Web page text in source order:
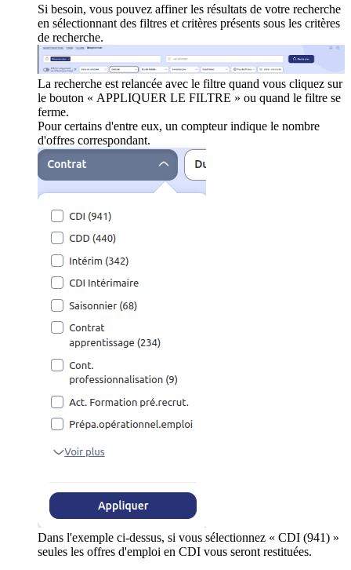
Si besoin, vous pouvez affiner les résultats de votre recherche
en sélectionnant des filtres et critères présents sous les critères
de recherche.
La recherche est relancée avec le filtre quand vous cliquez sur
le bouton « APPLIQUER LE FILTRE » ou quand le filtre se
ferme.
Pour certains d'entre eux, un compteur indique le nombre
d'offres correspondant.
Dans l'exemple ci-dessus, si vous sélectionnez « CDI (941) »
seules les offres d'emploi en CDI vous seront restituées.